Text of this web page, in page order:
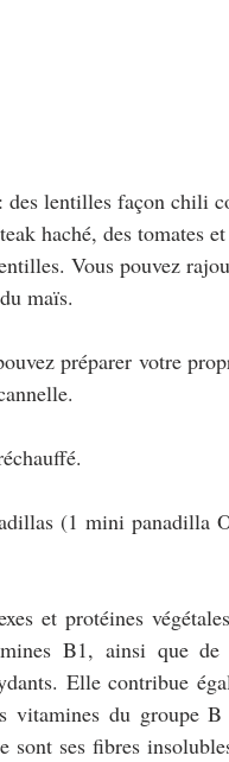
lentilles façon chili
haché, des tomates et
Vous pouvez
maïs.
préparer votre
(1 mini panadilla
et protéines
B1, ainsi que
Elle contribue
vitamines du groupe
sont ses fibres